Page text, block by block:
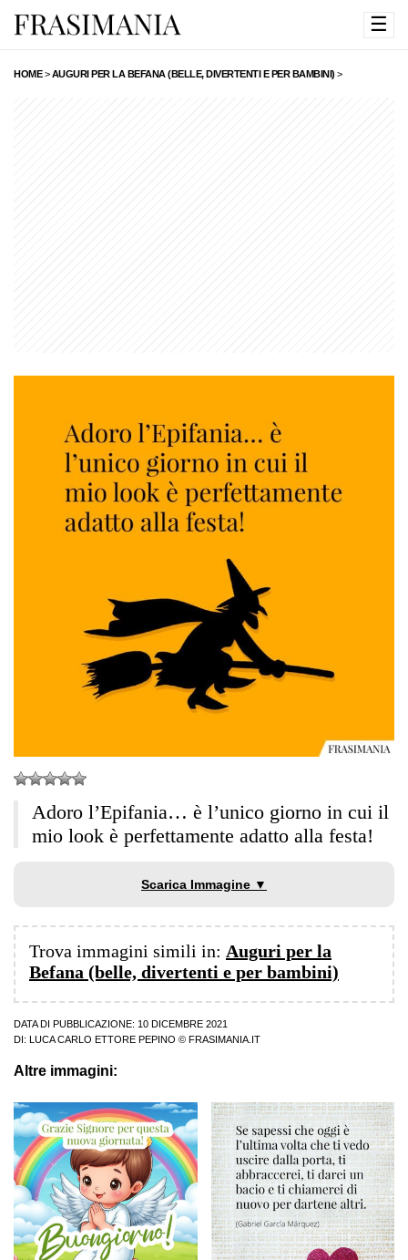
☰
HOME>AUGURI PER LA BEFANA (BELLE, DIVERTENTI E PER BAMBINI) >
Adoro l’Epifania… è l’unico giorno in cui il
mio look è perfettamente adatto alla festa!
Scarica Immagine ▼
Trova immagini simili in: Auguri per la
Befana (belle, divertenti e per bambini)
DATA DI PUBBLICAZIONE: 10 DICEMBRE 2021
DI:
LUCA CARLO ETTORE PEPINO © FRASIMANIA.IT
Altre immagini: